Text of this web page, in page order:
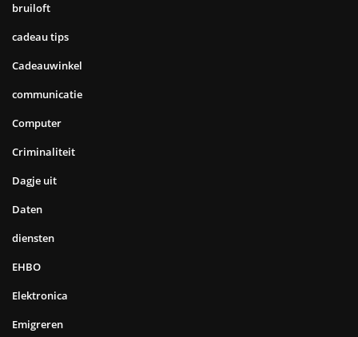
bruiloft
cadeau tips
Cadeauwinkel
communicatie
Computer
Criminaliteit
Dagje uit
Daten
diensten
EHBO
Elektronica
Emigreren